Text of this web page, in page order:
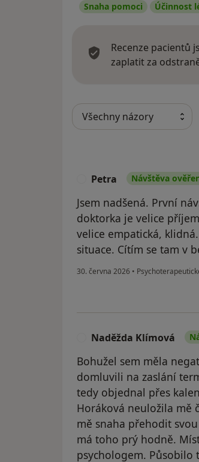
Snaha pomoci Účinnost
Recenze pacientů
zaplatit za
Petra Návštěva
Jsem nadšená. První
doktorka je velice
velice empatická,
situace. Cítím se tam v
30. června 2026 •
Naděžda Klímová
Bohužel sem měla
domluvili na zaslání
tedy objednal přes
Horáková neuložila mě
mě snaha přehodit
má toho prý hodně.
psychologem. Působilo